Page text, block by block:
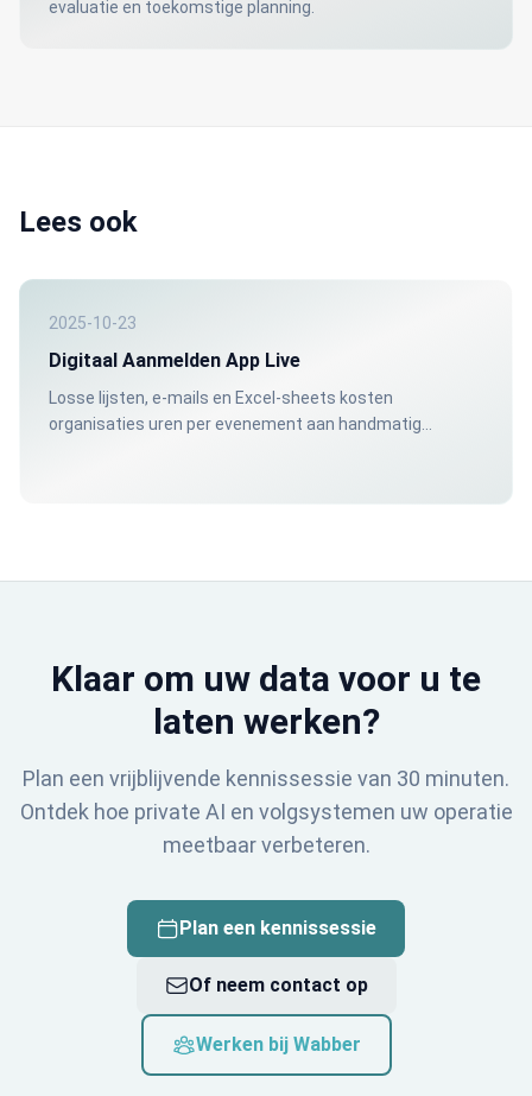
evaluatie en toekomstige planning.
Lees ook
2025-10-23
Digitaal Aanmelden App Live
Losse lijsten, e-mails en Excel-sheets kosten
organisaties uren per evenement aan handmatig
Klaar om uw data voor u te
laten werken?
Plan een vrijblijvende kennissessie van 30 minuten.
Ontdek hoe private AI en volgsystemen uw operatie
meetbaar verbeteren.
Plan een kennissessie
Of neem contact op
Werken bij Wabber